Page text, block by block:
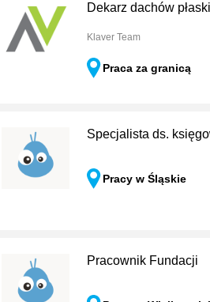
Dekarz dachów
Klaver Team
Praca za granicą
Specjalista ds.
Pracy w Śląskie
Pracownik Fundacji